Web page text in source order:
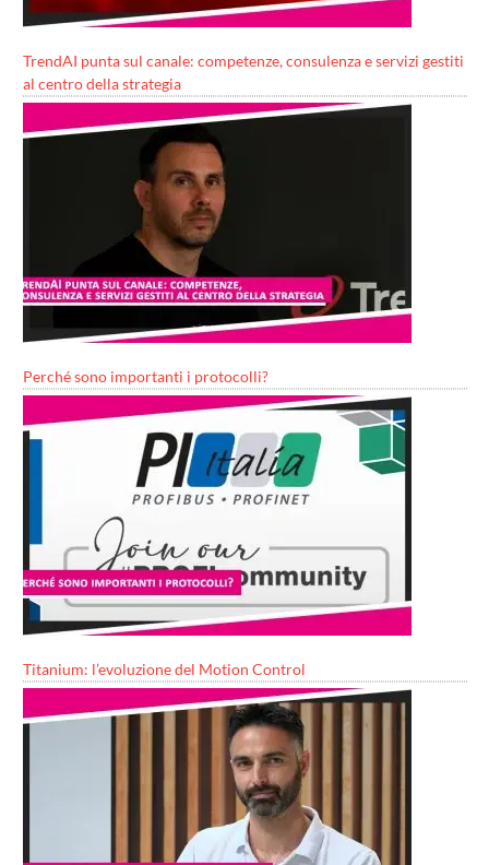
TrendAI punta sul canale: competenze, consulenza e servizi gestiti
al centro della strategia
Perché sono importanti i protocolli?
Titanium: l’evoluzione del Motion Control